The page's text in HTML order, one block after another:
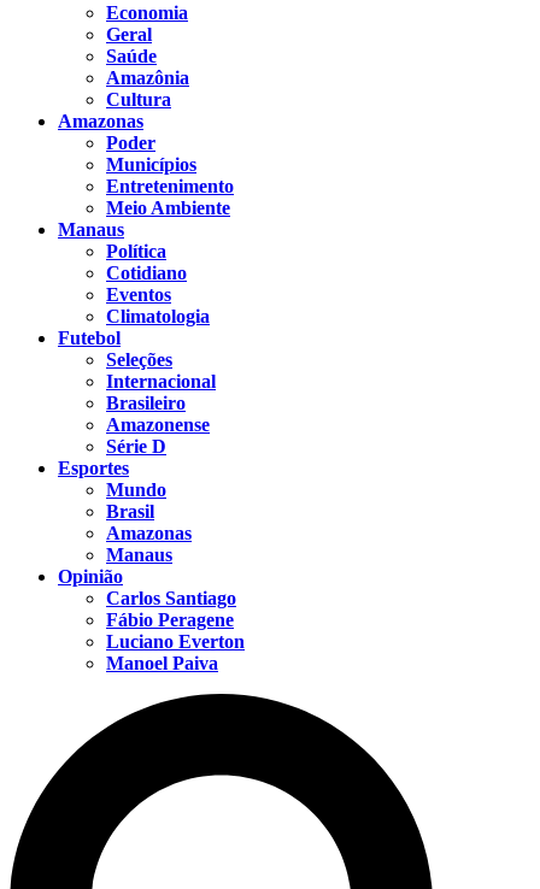
Economia
Geral
Saúde
Amazônia
Cultura
Amazonas
Poder
Municípios
Entretenimento
Meio Ambiente
Manaus
Política
Cotidiano
Eventos
Climatologia
Futebol
Seleções
Internacional
Brasileiro
Amazonense
Série D
Esportes
Mundo
Brasil
Amazonas
Manaus
Opinião
Carlos Santiago
Fábio Peragene
Luciano Everton
Manoel Paiva